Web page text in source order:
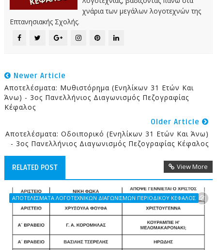
χνάρια των μεγάλων λογοτεχνών της
Επτανησιακής Σχολής.
Newer Article
Αποτελέσματα: Μυθιστόρημα (Ενηλίκων 31 Ετών Και
Άνω) - 3ος Πανελλήνιος Διαγωνισμός Πεζογραφίας
Κέφαλος
Older Article
Αποτελέσματα: Οδοιπορικό (Ενηλίκων 31 Ετών Και Άνω)
- 3ος Πανελλήνιος Διαγωνισμός Πεζογραφίας Κέφαλος
RELATED POST View More
ΑΠΟΤΕΛΕΣΜΑΤΑ ΛΟΓΟΤΕΧΝΙΚΩΝ ΔΙΑΓΩΝΙΣΜΩΝ ΠΕΡΙΟΔΙΚΟΥ ΚΕΦΑΛΟΣ